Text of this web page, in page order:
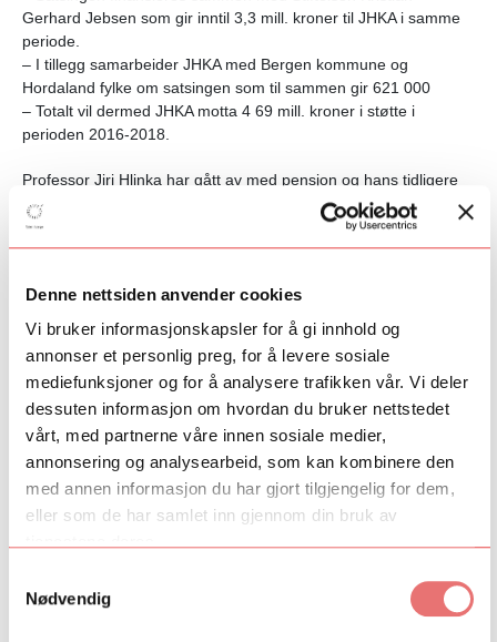
Denne nettsiden anvender cookies
Vi bruker informasjonskapsler for å gi innhold og
annonser et personlig preg, for å levere sosiale
mediefunksjoner og for å analysere trafikken vår. Vi deler
dessuten informasjon om hvordan du bruker nettstedet
vårt, med partnerne våre innen sosiale medier,
annonsering og analysearbeid, som kan kombinere den
med annen informasjon du har gjort tilgjengelig for dem,
eller som de har samlet inn gjennom din bruk av
Nødvendig
Gerhard Jebsen som gir inntil 3,3 mill. kroner til JHKA i samme
periode.
– I tillegg samarbeider JHKA med Bergen kommune og
Hordaland fylke om satsingen som til sammen gir 621 000
– Totalt vil dermed JHKA motta 4 69 mill. kroner i støtte i
perioden 2016-2018.
Professor Jiri Hlinka har gått av med pensjon og hans tidligere
elever, pianistene Leif Ove Andsnes, Geir Botnen, Håvard
Gimse og Christian Ihle Hadland, tok over det kunstneriske og
pedagogiske ansvaret for akademiet fra 2015. Leif Ove Andsnes
Klaverakademi skal videreutvikle Jiri Hlinkas visjon om å tilby
undervisning på høyest mulig internasjonale nivå og etablere en
plattform for kunstnerisk utvikling for utøvere som er i
utdanningsfasen eller i begynnelsen av en profesjonell karriere.
Klaverakademiet har som målsetting å utvikle et 3-årig
mentorprogram som rettes mot spesielt talentfulle norske
pianoelever med potensiale til å hevde seg på et høyt
internasjonalt nivå. I tillegg til klaverakademiets egne pedagoger
skal fremstående, internasjonale
pianister og musikere (professorer) engasjeres som lærere på
lærested for klaverfag og kammermusikk på høyeste nivå.
Mesterklassene vil være viktig tilbud for musikere som er ferdig